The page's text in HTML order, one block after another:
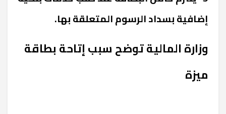
إضافية بسداد الرسوم المتعلقة بها.
وزارة المالية توضح سبب إتاحة بطاقة
ميزة